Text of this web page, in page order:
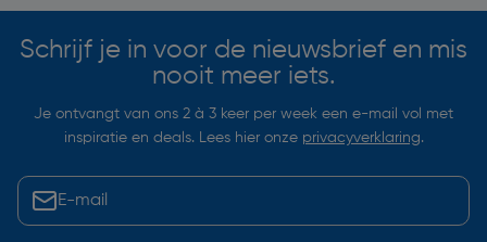
Schrijf je in voor de nieuwsbrief en mis
nooit meer iets.
Je ontvangt van ons 2 à 3 keer per week een e-mail vol met
inspiratie en deals. Lees hier onze privacyverklaring.